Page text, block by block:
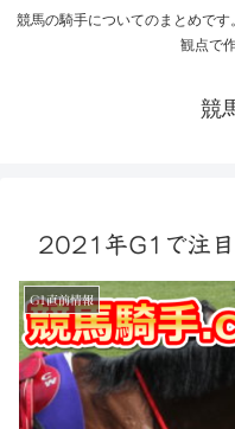
競馬の騎手についてのまとめで
観点で
競
2021年G1で注目
G1直前情報